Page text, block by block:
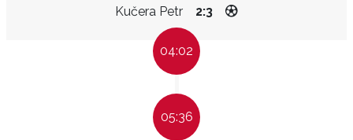
Kučera Petr 2:3
04:02
05:36